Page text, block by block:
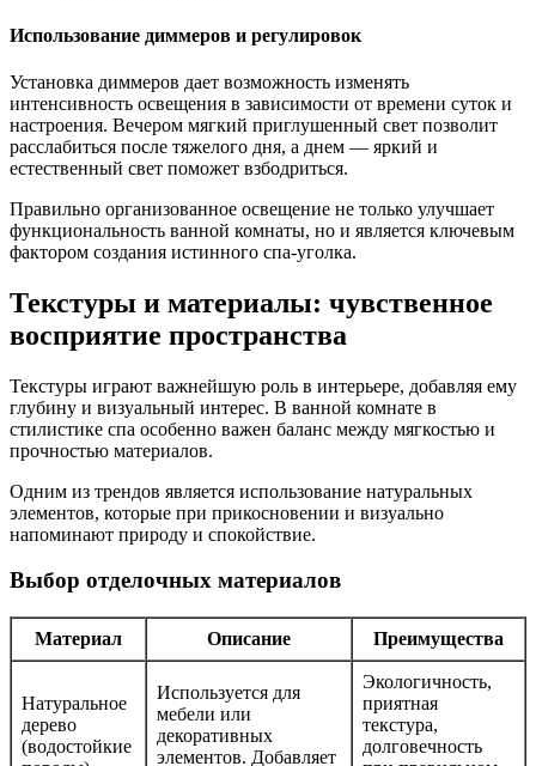
Использование диммеров и регулировок
Установка диммеров дает возможность изменять
интенсивность освещения в зависимости от времени суток и
настроения. Вечером мягкий приглушенный свет позволит
расслабиться после тяжелого дня, а днем — яркий и
естественный свет поможет взбодриться.
Правильно организованное освещение не только улучшает
функциональность ванной комнаты, но и является ключевым
фактором создания истинного спа-уголка.
Текстуры и материалы: чувственное
восприятие пространства
Текстуры играют важнейшую роль в интерьере, добавляя ему
глубину и визуальный интерес. В ванной комнате в
стилистике спа особенно важен баланс между мягкостью и
прочностью материалов.
Одним из трендов является использование натуральных
элементов, которые при прикосновении и визуально
напоминают природу и спокойствие.
Выбор отделочных материалов
Материал Описание Преимущества
Натуральное
дерево
(водостойкие
Используется для
мебели или
декоративных
элементов. Добавляет
Экологичность,
приятная
текстура,
долговечность